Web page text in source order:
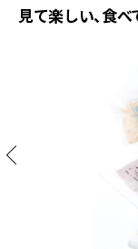
見て楽しい、食